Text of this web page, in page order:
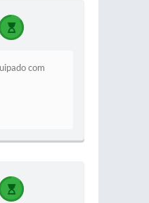
com